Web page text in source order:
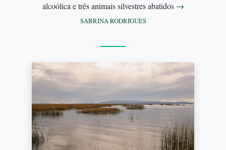
alcoólica e três animais silvestres abatidos →
SABRINA RODRIGUES